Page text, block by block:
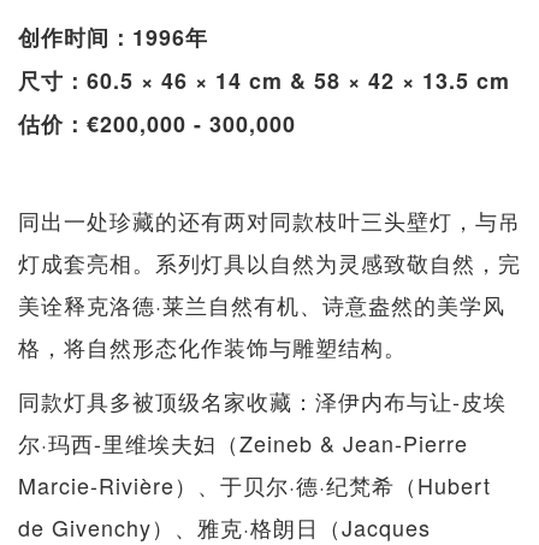
创作时间：1996年
尺寸：60.5 × 46 × 14 cm & 58 × 42 × 13.5 cm
估价：€200,000 - 300,000
同出一处珍藏的还有两对同款枝叶三头壁灯，与吊
灯成套亮相。系列灯具以自然为灵感致敬自然，完
美诠释克洛德·莱兰自然有机、诗意盎然的美学风
格，将自然形态化作装饰与雕塑结构。
同款灯具多被顶级名家收藏：泽伊内布与让-皮埃
尔·玛西-里维埃夫妇（Zeineb & Jean-Pierre
Marcie-Rivière）、于贝尔·德·纪梵希（Hubert
de Givenchy）、雅克·格朗日（Jacques